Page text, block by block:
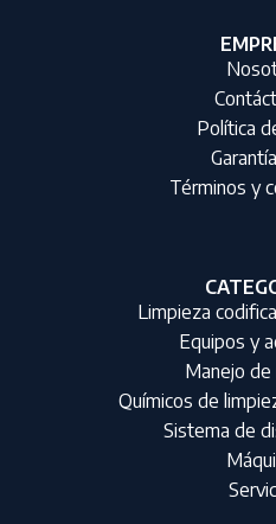
Política
Términos y
Limpieza
Equipos y
Manejo
Químicos de
Sistema de